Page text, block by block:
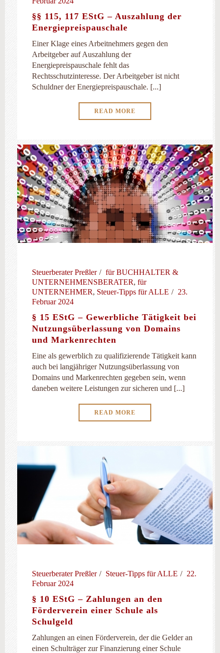
§§ 115, 117 EStG – Auszahlung der
Energiepreispauschale
Einer Klage eines Arbeitnehmers gegen den
Arbeitgeber auf Auszahlung der
Energiepreispauschale fehlt das
Rechtsschutzinteresse. Der Arbeitgeber ist nicht
Schuldner der Energiepreispauschale. [...]
READ MORE
Steuerberater Preßler
für BUCHHALTER &
UNTERNEHMENSBERATER, für
UNTERNEHMER, Steuer-Tipps für ALLE
23.
Februar 2024
§ 15 EStG – Gewerbliche Tätigkeit bei
Nutzungsüberlassung von Domains
und Markenrechten
Eine als gewerblich zu qualifizierende Tätigkeit kann
auch bei langjähriger Nutzungsüberlassung von
Domains und Markenrechten gegeben sein, wenn
daneben weitere Leistungen zur sicheren und [...]
READ MORE
Steuerberater Preßler Steuer-Tipps für ALLE
22.
Februar 2024
§ 10 EStG – Zahlungen an den
Förderverein einer Schule als
Schulgeld
Zahlungen an einen Förderverein, der die Gelder an
einen Schulträger zur Finanzierung einer Schule